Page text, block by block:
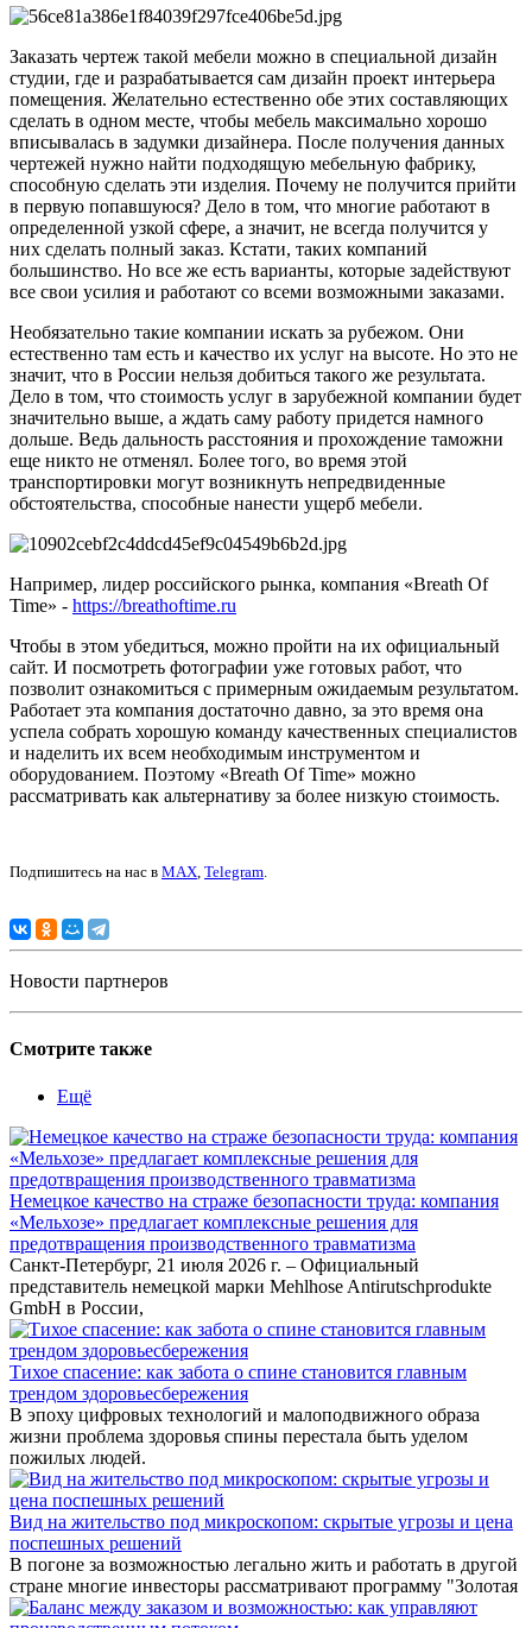
Заказать чертеж такой мебели можно в специальной дизайн
студии, где и разрабатывается сам дизайн проект интерьера
помещения. Желательно естественно обе этих составляющих
сделать в одном месте, чтобы мебель максимально хорошо
вписывалась в задумки дизайнера. После получения данных
чертежей нужно найти подходящую мебельную фабрику,
способную сделать эти изделия. Почему не получится прийти
в первую попавшуюся? Дело в том, что многие работают в
определенной узкой сфере, а значит, не всегда получится у
них сделать полный заказ. Кстати, таких компаний
большинство. Но все же есть варианты, которые задействуют
все свои усилия и работают со всеми возможными заказами.
Необязательно такие компании искать за рубежом. Они
естественно там есть и качество их услуг на высоте. Но это не
значит, что в России нельзя добиться такого же результата.
Дело в том, что стоимость услуг в зарубежной компании будет
значительно выше, а ждать саму работу придется намного
дольше. Ведь дальность расстояния и прохождение таможни
еще никто не отменял. Более того, во время этой
транспортировки могут возникнуть непредвиденные
обстоятельства, способные нанести ущерб мебели.
Например, лидер российского рынка, компания «Breath Of
Time» - https://breathoftime.ru
Чтобы в этом убедиться, можно пройти на их официальный
сайт. И посмотреть фотографии уже готовых работ, что
позволит ознакомиться с примерным ожидаемым результатом.
Работает эта компания достаточно давно, за это время она
успела собрать хорошую команду качественных специалистов
и наделить их всем необходимым инструментом и
оборудованием. Поэтому «Breath Of Time» можно
рассматривать как альтернативу за более низкую стоимость.
Подпишитесь на нас в MAX, Telegram.
Новости партнеров
Смотрите также
Ещё
Немецкое качество на страже безопасности труда: компания
«Мельхозе» предлагает комплексные решения для
предотвращения производственного травматизма
Санкт-Петербург, 21 июля 2026 г. – Официальный
представитель немецкой марки Mehlhose Antirutschprodukte
GmbH в России,
Тихое спасение: как забота о спине становится главным
трендом здоровьесбережения
В эпоху цифровых технологий и малоподвижного образа
жизни проблема здоровья спины перестала быть уделом
пожилых людей.
Вид на жительство под микроскопом: скрытые угрозы и цена
поспешных решений
В погоне за возможностью легально жить и работать в другой
стране многие инвесторы рассматривают программу "Золотая